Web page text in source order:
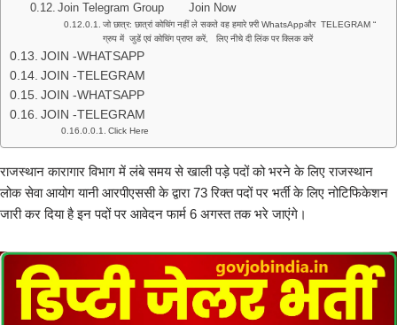
Join Telegram Group Join Now
जो छात्र: छात्रां कोचिंग नहीं ले सकते वह हमारे फ़्री WhatsAppऔर TELEGRAM “
ग्रुप में जुडें एवं कोचिंग प्राप्त करें, लिए नीचे दी लिंक पर क्लिक करें
JOIN -WHATSAPP
JOIN -TELEGRAM
JOIN -WHATSAPP
JOIN -TELEGRAM
Click Here
राजस्थान कारागार विभाग में लंबे समय से खाली पड़े पदों को भरने के लिए राजस्थान
लोक सेवा आयोग यानी आरपीएससी के द्वारा 73 रिक्त पदों पर भर्ती के लिए नोटिफिकेशन
जारी कर दिया है इन पदों पर आवेदन फार्म 6 अगस्त तक भरे जाएंगे।